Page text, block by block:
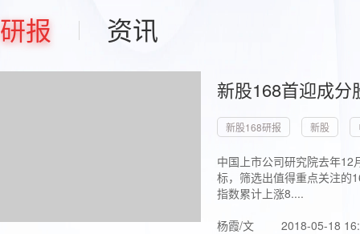
研报 资讯
新股168首迎成
新股168研报 新股
中国上市公司研究院去年
标，筛选出值得重点关注的
指数累计上涨8....
杨霞/文
2018-05-18